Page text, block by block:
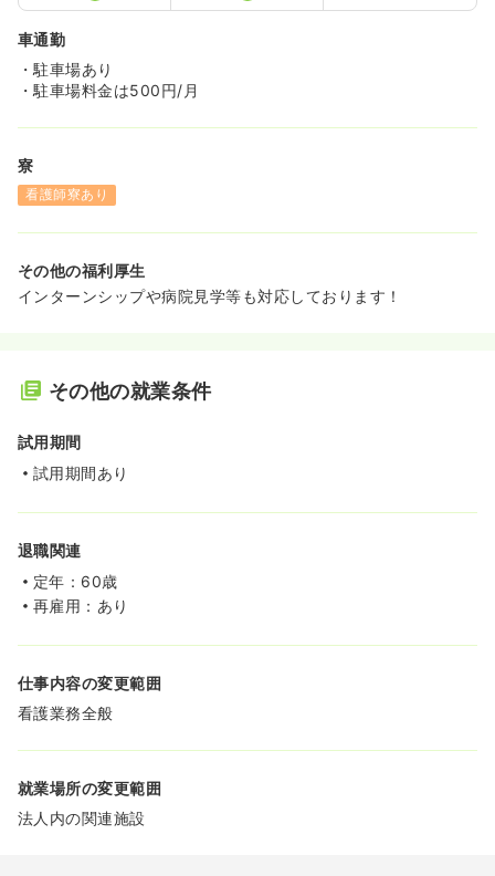
車通勤
・駐車場あり
・駐車場料金は500円/月
寮
看護師寮あり
その他の福利厚生
インターンシップや病院見学等も対応しております！
その他の就業条件
試用期間
試用期間あり
退職関連
定年：60歳
再雇用：あり
仕事内容の変更範囲
看護業務全般
就業場所の変更範囲
法人内の関連施設